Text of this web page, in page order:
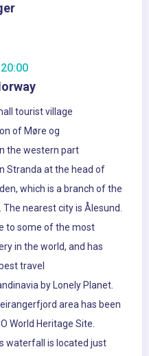
tourist village
of Møre og
the western part
Stranda at the head of
which is a branch of the
nearest city is Ålesund.
to some of the most
in the world, and has
travel
by Lonely Planet.
area has been
World Heritage Site.
waterfall is located just